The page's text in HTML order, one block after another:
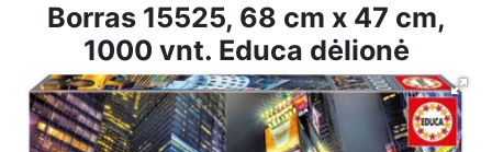
Borras 15525, 68 cm x 47 cm,
1000 vnt. Educa dėlionė